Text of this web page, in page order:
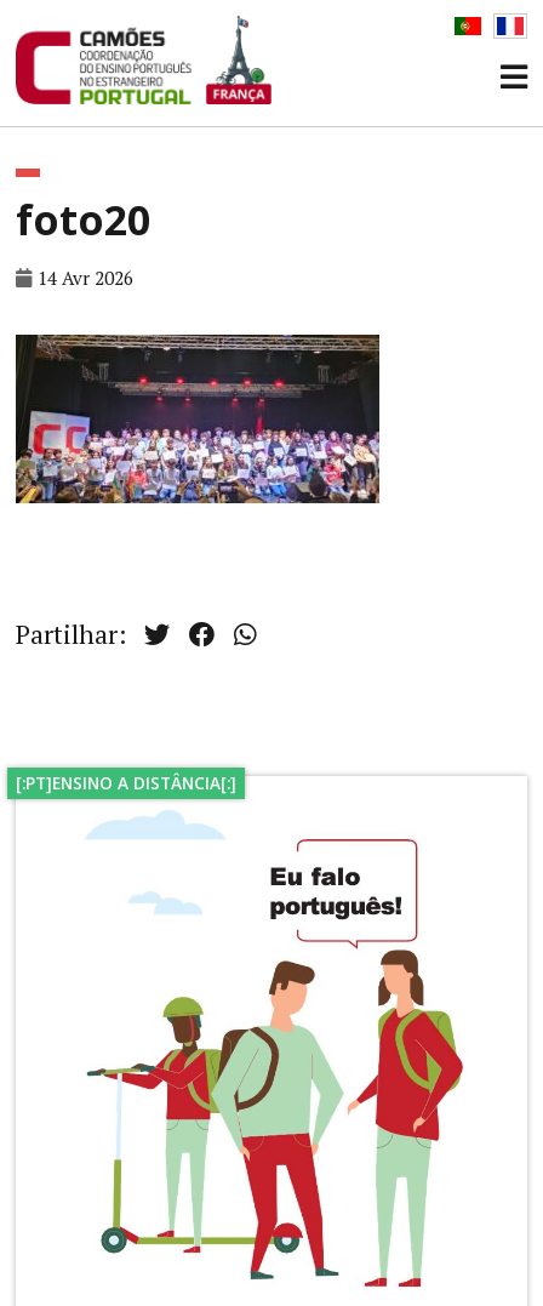
foto20
14 Avr 2026
Partilhar:
[:PT]ENSINO A DISTÂNCIA[:]